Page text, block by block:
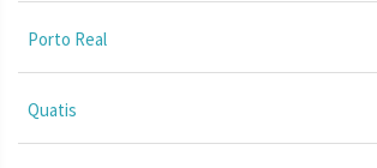
Porto Real
Quatis